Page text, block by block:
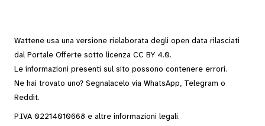
Wattene usa una versione rielaborata degli open data rilasciati
dal Portale Offerte sotto licenza CC BY 4.0.
Le informazioni presenti sul sito possono contenere errori.
Ne hai trovato uno? Segnalacelo via WhatsApp, Telegram o
Reddit.
P.IVA 02214010668 e altre informazioni legali.